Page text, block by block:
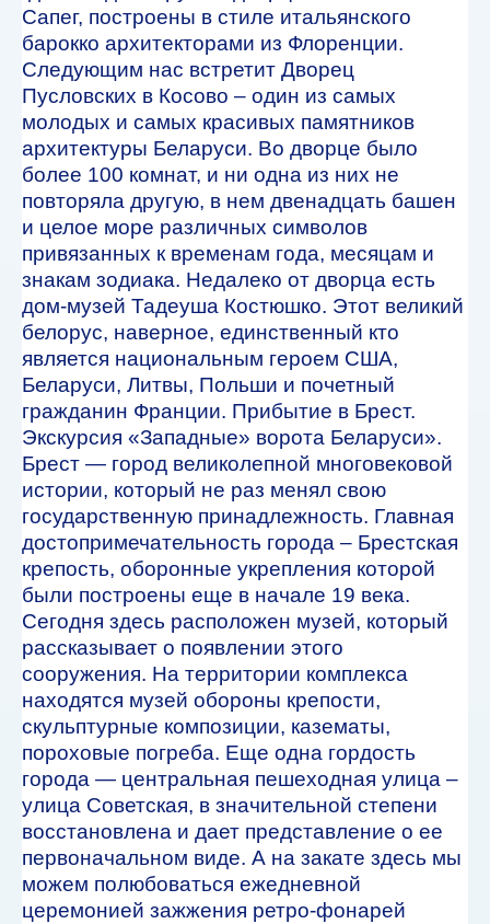
Сапег, построены в стиле итальянского
барокко архитекторами из Флоренции.
Следующим нас встретит Дворец
Пусловских в Косово – один из самых
молодых и самых красивых памятников
архитектуры Беларуси. Во дворце было
более 100 комнат, и ни одна из них не
повторяла другую, в нем двенадцать башен
и целое море различных символов
привязанных к временам года, месяцам и
знакам зодиака. Недалеко от дворца есть
дом-музей Тадеуша Костюшко. Этот великий
белорус, наверное, единственный кто
является национальным героем США,
Беларуси, Литвы, Польши и почетный
гражданин Франции. Прибытие в Брест.
Экскурсия «Западные» ворота Беларуси».
Брест — город великолепной многовековой
истории, который не раз менял свою
государственную принадлежность. Главная
достопримечательность города – Брестская
крепость, оборонные укрепления которой
были построены еще в начале 19 века.
Сегодня здесь расположен музей, который
рассказывает о появлении этого
сооружения. На территории комплекса
находятся музей обороны крепости,
скульптурные композиции, казематы,
пороховые погреба. Еще одна гордость
города — центральная пешеходная улица –
улица Советская, в значительной степени
восстановлена и дает представление о ее
первоначальном виде. А на закате здесь мы
можем полюбоваться ежедневной
церемонией зажжения ретро-фонарей